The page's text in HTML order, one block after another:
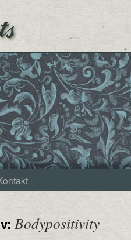
Bodypositivity